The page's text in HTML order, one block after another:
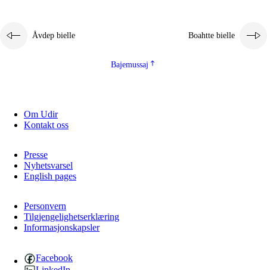
Åvdep bielle Boahtte bielle
Bajemussaj
Om Udir
Kontakt oss
Presse
Nyhetsvarsel
English pages
Personvern
Tilgjengelighetserklæring
Informasjonskapsler
Facebook